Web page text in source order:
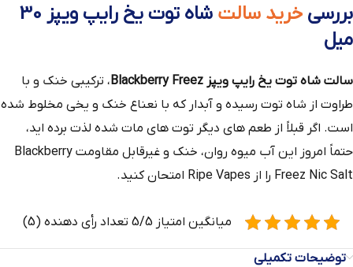
بررسی خرید سالت
شاه توت یخ رایپ ویپز 30
میل
سالت شاه توت یخ رایپ ویپز Blackberry Freez
، ترکیبی خنک و با
طراوت از شاه توت رسیده و آبدار که با نعناع خنک و یخی مخلوط شده
است. اگر قبلاً از طعم‌ های دیگر توت‌ های مات شده لذت برده‌ اید،
حتماً امروز این آب‌ میوه روان، خنک و غیرقابل مقاومت Blackberry
Freez Nic Salt را از Ripe Vapes امتحان کنید.
میانگین امتیاز 5/5 تعداد رأی دهنده (5)
توضیحات تکمیلی